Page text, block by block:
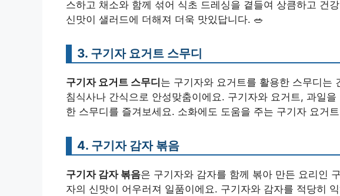
스하고 채소와 함께 섞어 식초 드레싱을 곁들여 상큼하고 건
신맛이 샐러드에 더해져 더욱 맛있답니다. 🥗
3. 구기자 요거트 스무디
구기자 요거트 스무디 는 구기자와 요거트를 활용한 스무디는
침식사나 간식으로 안성맞춤이에요. 구기자와 요거트, 과일
한 스무디를 즐겨보세요. 소화에도 도움을 주는 구기자 요거
4. 구기자 감자 볶음
구기자 감자 볶음은 구기자와 감자를 함께 볶아 만든 요리인
자의 신맛이 어우러져 일품이에요. 구기자와 감자를 적당히